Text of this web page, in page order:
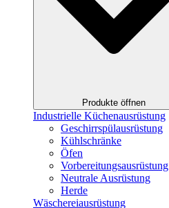
Produkte öffnen
Industrielle Küchenausrüstung
Geschirrspülausrüstung
Kühlschränke
Öfen
Vorbereitungsausrüstung
Neutrale Ausrüstung
Herde
Wäschereiausrüstung